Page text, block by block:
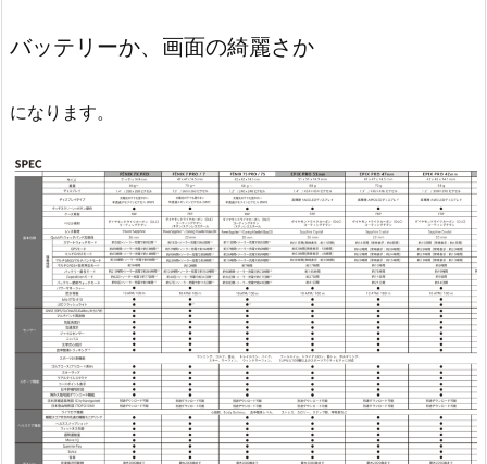
バッテリーか、画面の綺麗さか
になります。